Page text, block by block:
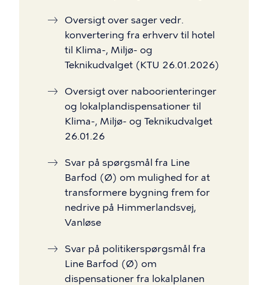
Oversigt over sager vedr.
konvertering fra erhverv til hotel
til Klima-, Miljø- og
Teknikudvalget (KTU 26.01.2026)
Oversigt over naboorienteringer
og lokalplandispensationer til
Klima-, Miljø- og Teknikudvalget
26.01.26
Svar på spørgsmål fra Line
Barfod (Ø) om mulighed for at
transformere bygning frem for
nedrive på Himmerlandsvej,
Vanløse
Svar på politikerspørgsmål fra
Line Barfod (Ø) om
dispensationer fra lokalplanen